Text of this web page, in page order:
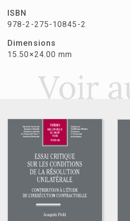
ISBN
978-2-275-10845-2
Dimensions
15.50×24.00 mm
Voir